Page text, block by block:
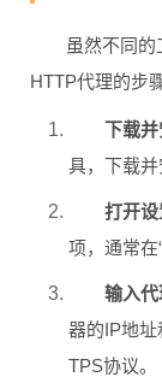
虽然不同
HTTP代理的步
下载并
具，下载并
打开设
项，通常在
输入代
器的IP地
TPS协议。